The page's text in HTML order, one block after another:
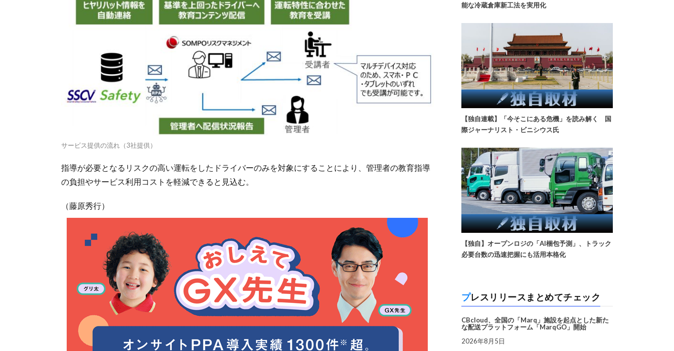
サービス提供の流れ（3社提供）
指導が必要となるリスクの高い運転をしたドライバーのみを対象にすることにより、管理者の教育指導
の負担やサービス利用コストを軽減できると見込む。
（藤原秀行）
能な冷蔵倉庫新工法を実用化
【独自連載】「今そこにある危機」を読み解く 国
際ジャーナリスト・ビニシウス氏
【独自】オープンロジの「AI梱包予測」、トラック
必要台数の迅速把握にも活用本格化
プレスリリースまとめてチェック
CBcloud、全国の「Marq」施設を起点とした新た
な配送プラットフォーム「MarqGO」開始
2026年8月5日